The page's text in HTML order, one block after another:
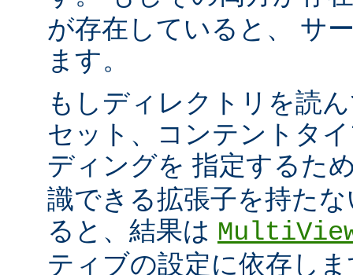
が存在していると、 サ
ます。
もしディレクトリを読
セット、コンテントタ
ディングを 指定するた
識できる拡張子を持た
ると、結果は
ティブの設定に依存し